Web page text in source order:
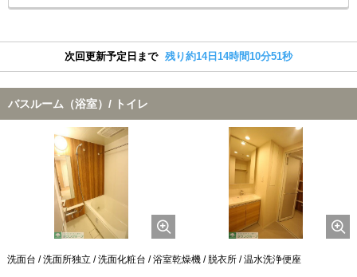
次回更新予定日まで 残り約14日14時間10分50秒
バスルーム（浴室）/ トイレ
洗面台 / 洗面所独立 / 洗面化粧台 / 浴室乾燥機 / 脱衣所 / 温水洗浄便座